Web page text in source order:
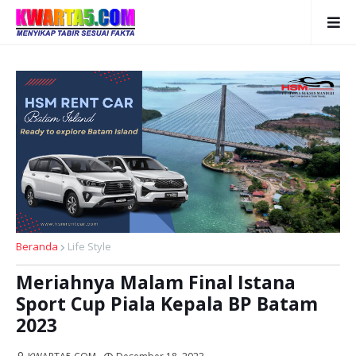
Beranda Life Style
Meriahnya Malam Final Istana
Sport Cup Piala Kepala BP Batam
2023